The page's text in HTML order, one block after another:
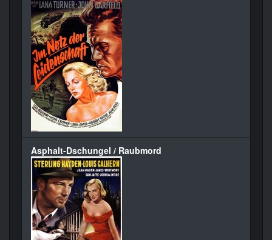
Asphalt-Dschungel / Raubmord